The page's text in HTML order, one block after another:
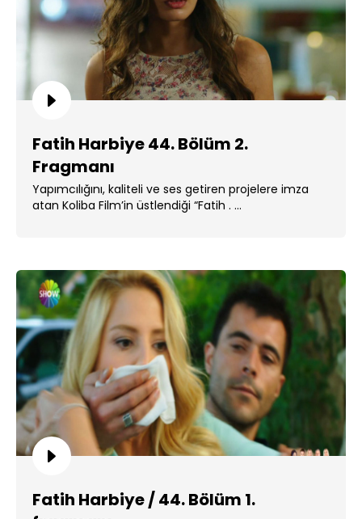
Fatih Harbiye 44. Bölüm 2.
Fragmanı
Yapımcılığını, kaliteli ve ses getiren projelere imza
atan Koliba Film’in üstlendiği “Fatih . ...
Fatih Harbiye / 44. Bölüm 1.